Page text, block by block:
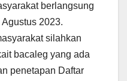
berlangsung
2023.
silahkan
bacaleg yang ada
penetapan Daftar